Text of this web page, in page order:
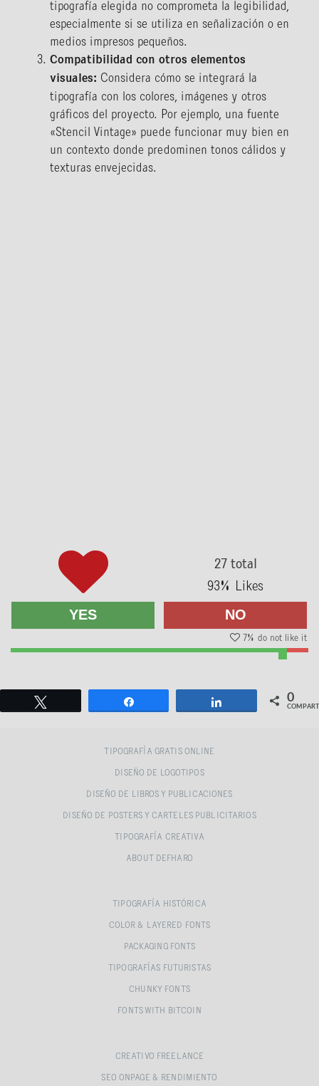
tipografía elegida no comprometa la legibilidad,
especialmente si se utiliza en señalización o en
medios impresos pequeños.
Compatibilidad con otros elementos
visuales: Considera cómo se integrará la
tipografía con los colores, imágenes y otros
gráficos del proyecto. Por ejemplo, una fuente
«Stencil Vintage» puede funcionar muy bien en
un contexto donde predominen tonos cálidos y
texturas envejecidas.
27 total
93% Likes
YES NO
7% do not like it
Compartir 0
TIPOGRAFÍA GRATIS ONLINE
DISEÑO DE LOGOTIPOS
DISEÑO DE LIBROS Y PUBLICACIONES
DISEÑO DE POSTERS Y CARTELES PUBLICITARIOS
TIPOGRAFÍA CREATIVA
ABOUT DEFHARO
TIPOGRAFÍA HISTÓRICA
COLOR & LAYERED FONTS
PACKAGING FONTS
TIPOGRAFÍAS FUTURISTAS
CHUNKY FONTS
FONTS WITH BITCOIN
CREATIVO FREELANCE
SEO ONPAGE & RENDIMIENTO